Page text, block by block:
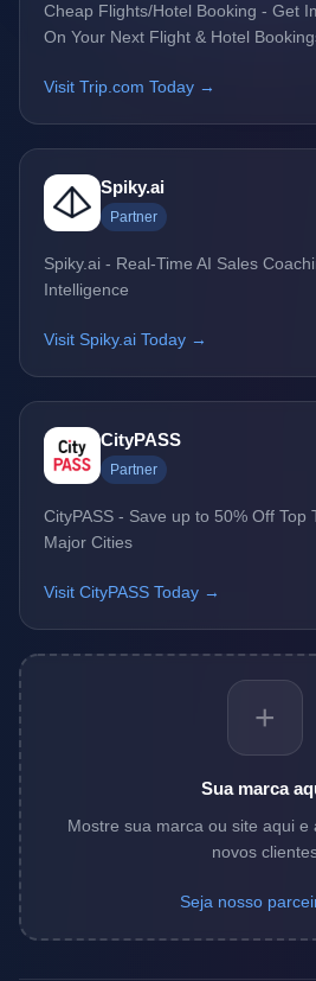
Cheap Flights/Hotel Booking - Get
On Your Next Flight & Hotel
Visit Trip.com Today →
Spiky.ai
Partner
Spiky.ai - Real-Time AI Sales
Intelligence
Visit Spiky.ai Today →
CityPASS
Partner
CityPASS - Save up to 50% Off Top
Major Cities
Visit CityPASS Today →
+
Sua marca
Mostre sua marca ou site aqui e
novos
Seja nosso